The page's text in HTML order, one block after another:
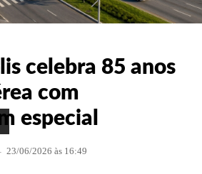
celebra 85 anos
com
especial
23/06/2026 às 16:49